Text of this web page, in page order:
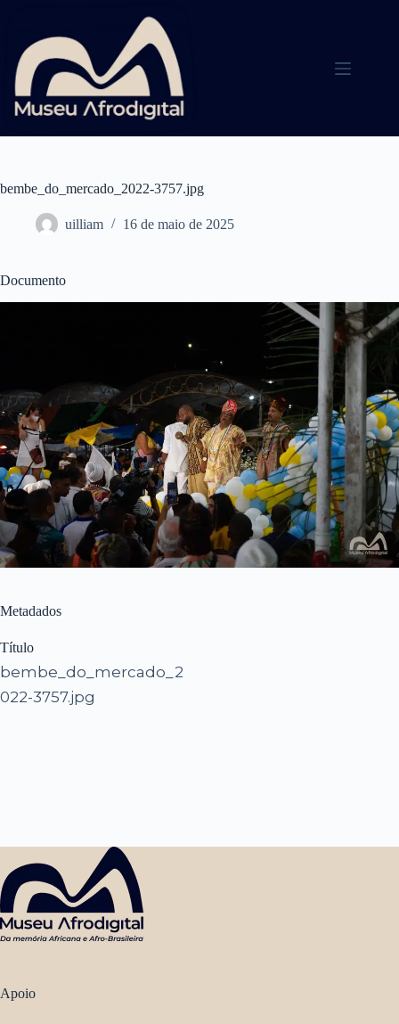
conteúdo
bembe_do_mercado_2022-3757.jpg
uilliam 16 de maio de 2025
Documento
Metadados
Título
bembe_do_mercado_2
022-3757.jpg
Apoio